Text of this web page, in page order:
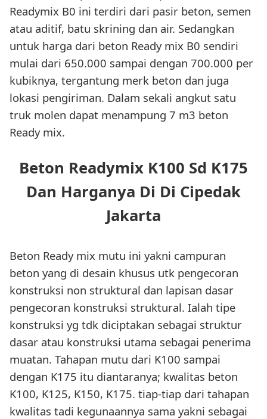
Readymix B0 ini terdiri dari pasir beton, semen
atau aditif, batu skrining dan air. Sedangkan
untuk harga dari beton Ready mix B0 sendiri
mulai dari 650.000 sampai dengan 700.000 per
kubiknya, tergantung merk beton dan juga
lokasi pengiriman. Dalam sekali angkut satu
truk molen dapat menampung 7 m3 beton
Ready mix.
Beton Readymix K100 Sd K175
Dan Harganya Di Di Cipedak
Jakarta
Beton Ready mix mutu ini yakni campuran
beton yang di desain khusus utk pengecoran
konstruksi non struktural dan lapisan dasar
pengecoran konstruksi struktural. Ialah tipe
konstruksi yg tdk diciptakan sebagai struktur
dasar atau konstruksi utama sebagai penerima
muatan. Tahapan mutu dari K100 sampai
dengan K175 itu diantaranya; kwalitas beton
K100, K125, K150, K175. tiap-tiap dari tahapan
kwalitas tadi kegunaannya sama yakni sebagai